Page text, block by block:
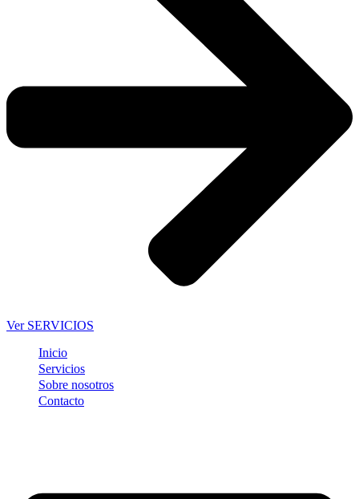
Ver SERVICIOS
Inicio
Servicios
Sobre nosotros
Contacto